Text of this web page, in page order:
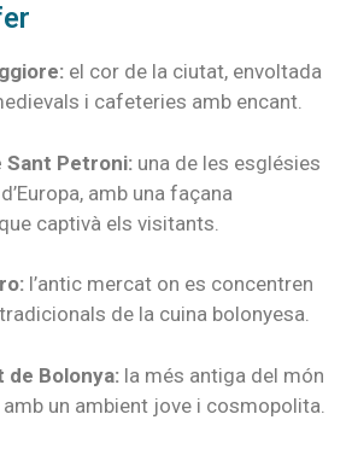
el cor de la ciutat, envoltada
i cafeteries amb encant.
Sant Petroni: una de les esglésies
amb una façana
captivà els visitants.
l’antic mercat on es concentren
de la cuina bolonyesa.
de Bolonya: la més antiga del món
un ambient jove i cosmopolita.